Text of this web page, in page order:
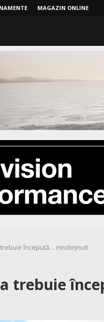
MAGAZIN ONLINE
trebuie începută… neobișnuit
trebuie